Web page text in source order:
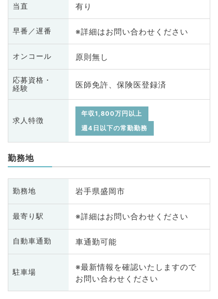
当直 有り
早番／遅番 ※詳細はお問い合わせください
オンコール 原則無し
応募資格・
経験
医師免許、保険医登録済
求人特徴
年収1,800万円以上
週4日以下の常勤勤務
勤務地
勤務地 岩手県盛岡市
最寄り駅 ※詳細はお問い合わせください
自動車通勤 車通勤可能
駐車場
※最新情報を確認いたしますので
お問い合わせください